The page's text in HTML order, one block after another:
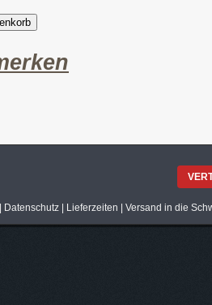
Datenschutz| Lieferzeiten Versand in die